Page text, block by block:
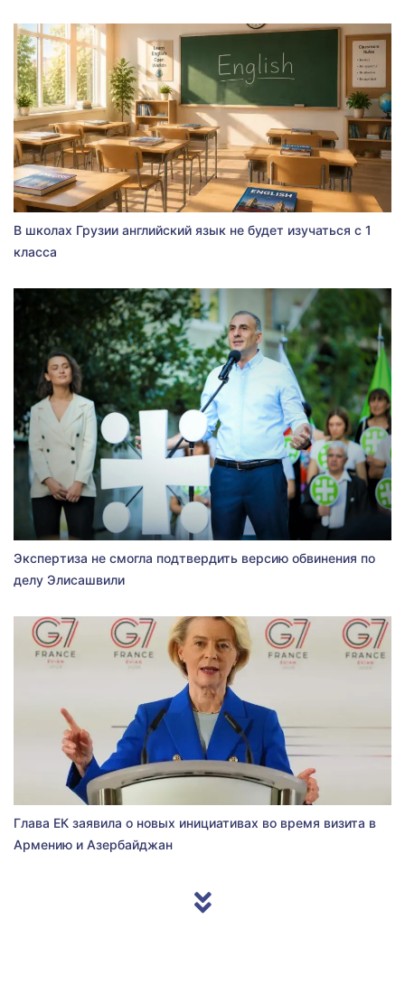
В школах Грузии английский язык не будет изучаться с 1
класса
Экспертиза не смогла подтвердить версию обвинения по
делу Элисашвили
Глава ЕК заявила о новых инициативах во время визита в
Армению и Азербайджан